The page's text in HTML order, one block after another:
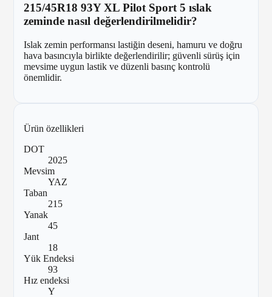
215/45R18 93Y XL Pilot Sport 5 ıslak
zeminde nasıl değerlendirilmelidir?
Islak zemin performansı lastiğin deseni, hamuru ve doğru
hava basıncıyla birlikte değerlendirilir; güvenli sürüş için
mevsime uygun lastik ve düzenli basınç kontrolü
önemlidir.
Ürün özellikleri
DOT
2025
Mevsim
YAZ
Taban
215
Yanak
45
Jant
18
Yük Endeksi
93
Hız endeksi
Y